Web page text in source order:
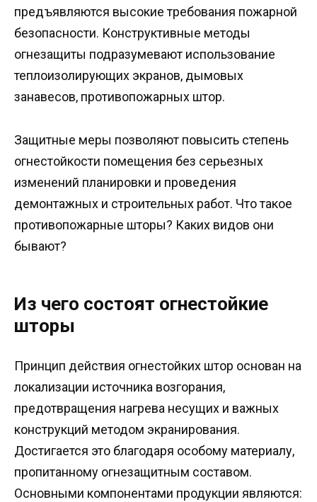
предъявляются высокие требования пожарной
безопасности. Конструктивные методы
огнезащиты подразумевают использование
теплоизолирующих экранов, дымовых
занавесов, противопожарных штор.
Защитные меры позволяют повысить степень
огнестойкости помещения без серьезных
изменений планировки и проведения
демонтажных и строительных работ. Что такое
противопожарные шторы? Каких видов они
бывают?
Из чего состоят огнестойкие
шторы
Принцип действия огнестойких штор основан на
локализации источника возгорания,
предотвращения нагрева несущих и важных
конструкций методом экранирования.
Достигается это благодаря особому материалу,
пропитанному огнезащитным составом.
Основными компонентами продукции являются: